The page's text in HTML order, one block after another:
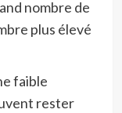
nombre de
plus élevé
faible
rester